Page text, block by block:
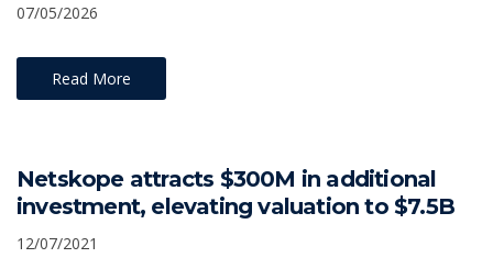
07/05/2026
Read More
Netskope attracts $300M in additional
investment, elevating valuation to $7.5B
12/07/2021